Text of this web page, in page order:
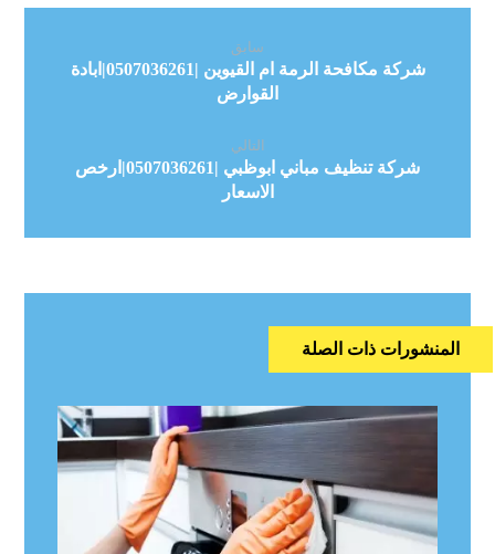
سابق
شركة مكافحة الرمة ام القيوين |0507036261|ابادة
القوارض
التالي
شركة تنظيف مباني ابوظبي |0507036261|ارخص
الاسعار
المنشورات ذات الصلة